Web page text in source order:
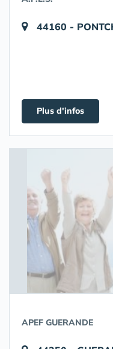
44160 -
Plus d'infos
APEF GUERANDE